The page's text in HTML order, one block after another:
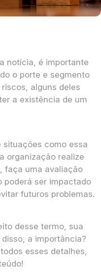
notícia, é importante
o porte e segmento
alguns deles
a existência de um
situações como essa
organização realize
faça uma avaliação
poderá ser impactado
futuros problemas.
desse termo, sua
a importância?
esses detalhes,